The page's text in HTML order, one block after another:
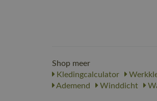
Shop meer
Kledingcalculator
Ademend
Winddicht